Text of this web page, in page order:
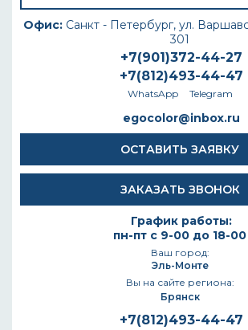
Офис: Санкт - Петербург, ул.
301
+7(901)372-44-27
+7(812)493-44-47
WhatsApp Telegram
egocolor@inbox.ru
ОСТАВИТЬ ЗАЯВКУ
ЗАКАЗАТЬ ЗВОНОК
График работы:
пн-пт с 9-00 до 18-00
Ваш город:
Эль-Монте
Вы на сайте региона:
Брянск
+7(812)493-44-47